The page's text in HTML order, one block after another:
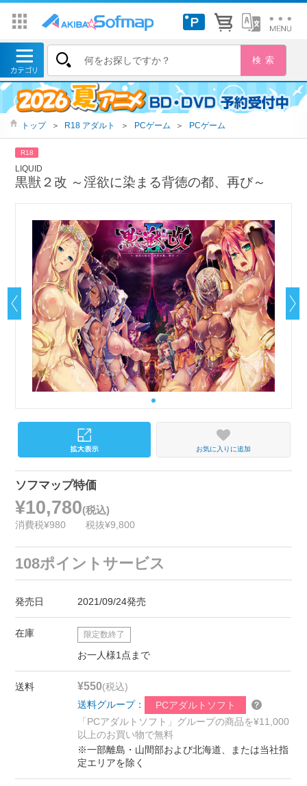
トップ ＞ R18 アダルト ＞ PCゲーム ＞ PCゲーム
R18
LIQUID
黒獣２改 ～淫欲に染まる背徳の都、再び～
お気に入りに追加
ソフマップ特価
¥10,780(税込)
消費税¥980 税抜¥9,800
108ポイントサービス
発売日 2021/09/24発売
在庫 限定数終了
お一人様1点まで
送料 ¥550(税込)
送料グループ：
PCアダルトソフト
「PCアダルトソフト」グループの商品を¥11,000
以上のお買い物で無料
※一部離島・山間部および北海道、または当社指
定エリアを除く